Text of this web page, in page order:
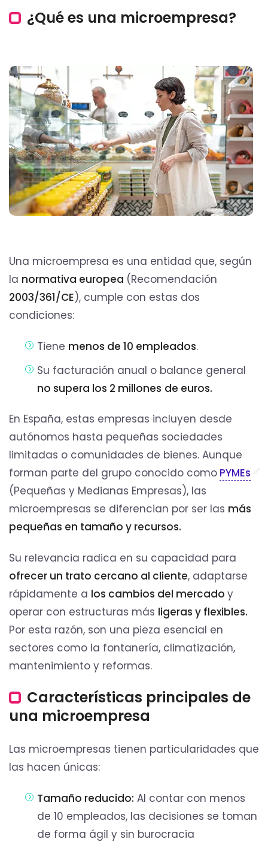
¿Qué es una microempresa?
Una microempresa es una entidad que, según
la normativa europea (Recomendación
2003/361/CE), cumple con estas dos
condiciones:
Tiene menos de 10 empleados.
Su facturación anual o balance general
no supera los 2 millones de euros.
En España, estas empresas incluyen desde
autónomos hasta pequeñas sociedades
limitadas o comunidades de bienes. Aunque
forman parte del grupo conocido como PYMEs
(Pequeñas y Medianas Empresas), las
microempresas se diferencian por ser las más
pequeñas en tamaño y recursos.
Su relevancia radica en su capacidad para
ofrecer un trato cercano al cliente, adaptarse
rápidamente a los cambios del mercado y
operar con estructuras más ligeras y flexibles.
Por esta razón, son una pieza esencial en
sectores como la fontanería, climatización,
mantenimiento y reformas.
Características principales de
una microempresa
Las microempresas tienen particularidades que
las hacen únicas:
Tamaño reducido: Al contar con menos
de 10 empleados, las decisiones se toman
de forma ágil y sin burocracia